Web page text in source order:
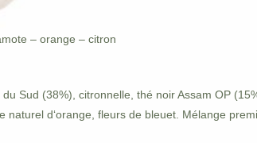
– orange – citron
Sud (38%), citronnelle, thé noir Assam OP
naturel d‘orange, fleurs de bleuet. Mélange